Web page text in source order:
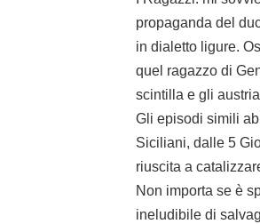
propaganda del
in dialetto ligure.
quel ragazzo di
scintilla e gli
Gli episodi simili
Siciliani, dalle 5
riuscita a
Non importa se è
ineludibile di